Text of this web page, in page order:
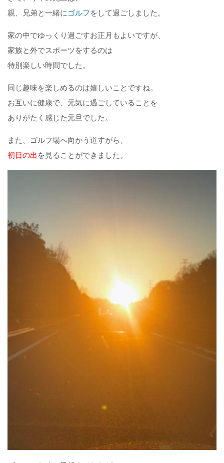
親、兄弟と一緒にゴルフをして過ごしました。
家の中でゆっくり過ごすお正月もよいですが、
家族と外でスポーツをするのは
特別楽しい時間でした。
同じ趣味を楽しめるのは嬉しいことですね。
お互いに健康で、元気に過ごしていることを
ありがたく感じた元旦でした。
また、ゴルフ場へ向かう道すがら、
初日の出を見ることができました。